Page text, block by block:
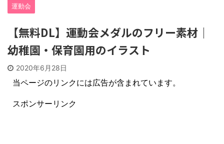
運動会
【無料DL】運動会メダルのフリー素材｜
幼稚園・保育園用のイラスト
2020年6月28日
当ページのリンクには広告が含まれています。
スポンサーリンク